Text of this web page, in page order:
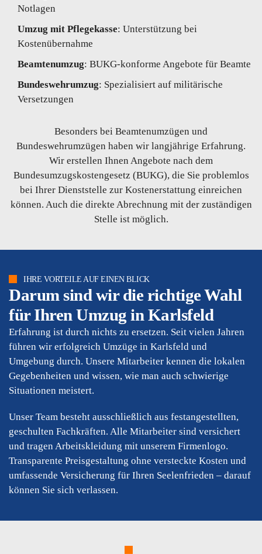
Notlagen
Umzug mit Pflegekasse: Unterstützung bei
Kostenübernahme
Beamtenumzug: BUKG-konforme Angebote für Beamte
Bundeswehrumzug: Spezialisiert auf militärische
Versetzungen
Besonders bei Beamtenumzügen und
Bundeswehrumzügen haben wir langjährige Erfahrung.
Wir erstellen Ihnen Angebote nach dem
Bundesumzugskostengesetz (BUKG), die Sie problemlos
bei Ihrer Dienststelle zur Kostenerstattung einreichen
können. Auch die direkte Abrechnung mit der zuständigen
Stelle ist möglich.
IHRE VORTEILE AUF EINEN BLICK
Darum sind wir die richtige Wahl
für Ihren Umzug in Karlsfeld
Erfahrung ist durch nichts zu ersetzen. Seit vielen Jahren
führen wir erfolgreich Umzüge in Karlsfeld und
Umgebung durch. Unsere Mitarbeiter kennen die lokalen
Gegebenheiten und wissen, wie man auch schwierige
Situationen meistert.
Unser Team besteht ausschließlich aus festangestellten,
geschulten Fachkräften. Alle Mitarbeiter sind versichert
und tragen Arbeitskleidung mit unserem Firmenlogo.
Transparente Preisgestaltung ohne versteckte Kosten und
umfassende Versicherung für Ihren Seelenfrieden – darauf
können Sie sich verlassen.